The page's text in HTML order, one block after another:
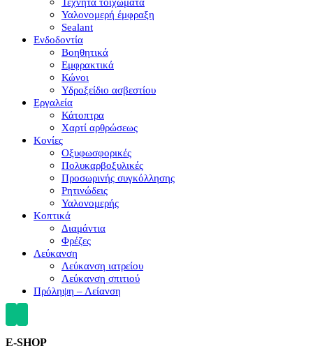
Τεχνητά τοιχώματα
Υαλονομερή έμφραξη
Sealant
Ενδοδοντία
Βοηθητικά
Εμφρακτικά
Κώνοι
Υδροξείδιο ασβεστίου
Εργαλεία
Κάτοπτρα
Χαρτί αρθρώσεως
Κονίες
Οξυφωσφορικές
Πολυκαρβοξυλικές
Προσωρινής συγκόλλησης
Ρητινώδεις
Υαλονομερής
Κοπτικά
Διαμάντια
Φρέζες
Λεύκανση
Λεύκανση ιατρείου
Λεύκανση σπιτιού
Πρόληψη – Λείανση
E-SHOP